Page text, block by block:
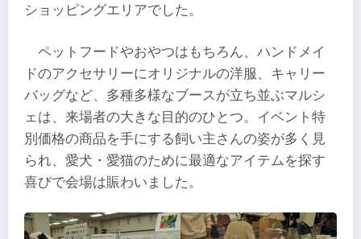
ショッピングエリアでした。
ペットフードやおやつはもちろん、ハンドメイ
ドのアクセサリーにオリジナルの洋服、キャリー
バッグなど、多種多様なブースが立ち並ぶマルシ
ェは、来場者の大きな目的のひとつ。イベント特
別価格の商品を手にする飼い主さんの姿が多く見
られ、愛犬・愛猫のために最適なアイテムを探す
喜びで会場は賑わいました。